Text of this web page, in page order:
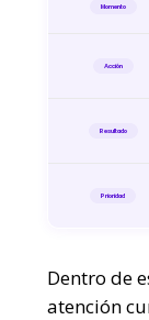
Momento
Acción
Resultado
Prioridad
Dentro de
atención